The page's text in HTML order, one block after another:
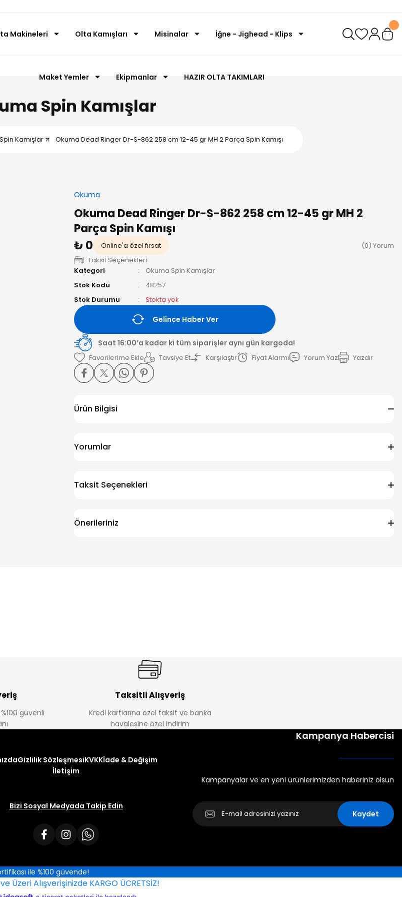
Makineleri Olta Kamışları Misinalar İğne - Jighead - Klips
Maket Yemler Ekipmanlar HAZIR OLTA TAKIMLARI
Spin Kamışlar
Kamışlar Okuma Dead Ringer Dr-S-862 258 cm 12-45 gr MH 2 Parça Spin Kamışı
Okuma
Okuma Dead Ringer Dr-S-862 258 cm 12-45 gr MH 2
Parça Spin Kamışı
₺ 0
Online'a özel fırsat
(0) Yorum
Taksit Seçenekleri
Kategori
Okuma Spin Kamışlar
Stok Kodu
48257
Stok Durumu
Stokta yok
Gelince Haber Ver
Saat 16:00’a kadar ki tüm siparişler aynı gün kargoda!
Tavsiye Et Karşılaştır Fiyat Alarmı Yorum Yaz Yazdır
Ürün Bilgisi
Yorumlar
Taksit Seçenekleri
Önerileriniz
güvenli
Taksitli Alışveriş
Kredi kartlarına özel taksit ve banka
havalesine özel indirim
Gizlilik SözleşmesiKVKKİade & Değişim
İletişim
Bizi Sosyal Medyada Takip Edin
Kampanya Habercisi
Kampanyalar ve en yeni ürünlerimizden haberiniz olsun
Kaydet
ile %100 güvende!
Üzeri Alışverişinizde KARGO ÜCRETSİZ!